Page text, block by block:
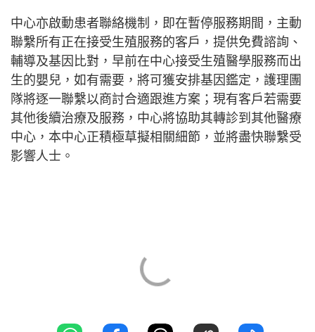
中心亦啟動患者聯絡機制，即在暫停服務期間，主動
聯繫所有正在接受生殖服務的客戶，提供免費諮詢、
輔導及基因比對，早前在中心接受生殖醫學服務而出
生的嬰兒，如有需要，將可獲安排基因鑑定，護理團
隊將逐一聯繫以商討合適跟進方案；現有客戶若需要
其他後續治療及服務，中心將協助其轉診到其他醫療
中心，本中心正積極草擬相關細節，並將盡快聯繫受
影響人士。